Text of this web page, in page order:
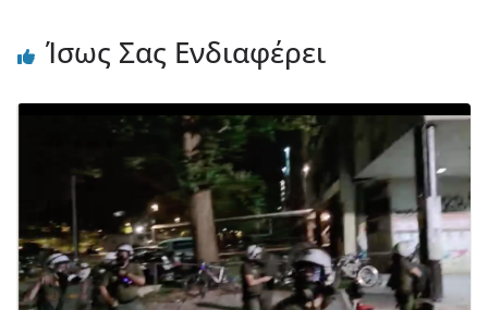
Ίσως Σας Ενδιαφέρει